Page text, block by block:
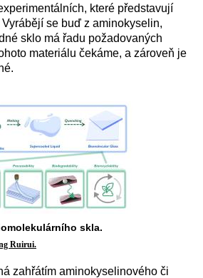
které představují
se buď z aminokyselin,
sklo má řadu požadovaných
materiálu čekáme, a zároveň je
skla.
Ruirui.
zahřátím aminokyselinového či